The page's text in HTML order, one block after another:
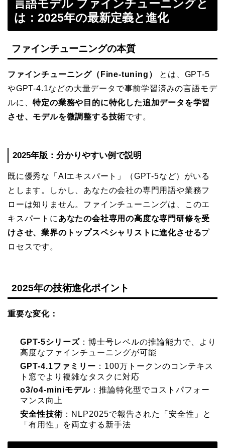
言語モデル ファインチューニングと
は：2025年の最新定義と進化
ファインチューニングの本質
ファインチューニング（Fine-tuning）
とは、GPT-5
やGPT-4.1などの大量データで事前学習済みの言語モデ
ルに、特定の業務や目的に特化した追加データを学習
させ、モデルを微調整する技術です。
2025年版：分かりやすい例で説明
既に優秀な「AIエキスパート」（GPT-5など）がいる
とします。しかし、あなたの会社の専門用語や業務フ
ローは知りません。ファインチューニングは、このエ
キスパートに あなたの会社専用の高度な専門研修を受
けさせ、業界のトップスペシャリストに進化させるプ
ロセスです。
2025年の技術進化ポイント
重要な変化：
GPT-5シリーズ ：博士号レベルの推論能力で、より
高度なファインチューニングが可能
GPT-4.1ファミリー ：100万トークンのコンテキス
ト窓でより複雑なタスクに対応
o3/o4-miniモデル ：推論特化型でコストパフォー
マンス向上
安全性技術 ：NLP2025で報告された「安全性」と
「有用性」を両立する新手法